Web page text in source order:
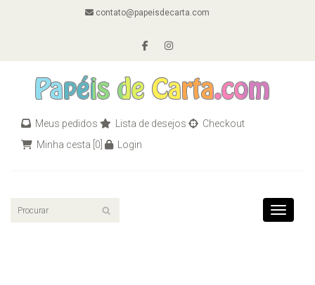
contato@papeisdecarta.com
Meus pedidos Lista de desejos
Checkout
Minha cesta [0] Login
Toggle